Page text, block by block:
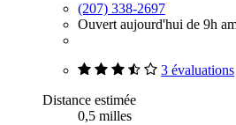
(207) 338-2697
Ouvert aujourd'hui de 9h
3 évaluations
Distance estimée
0,5 milles